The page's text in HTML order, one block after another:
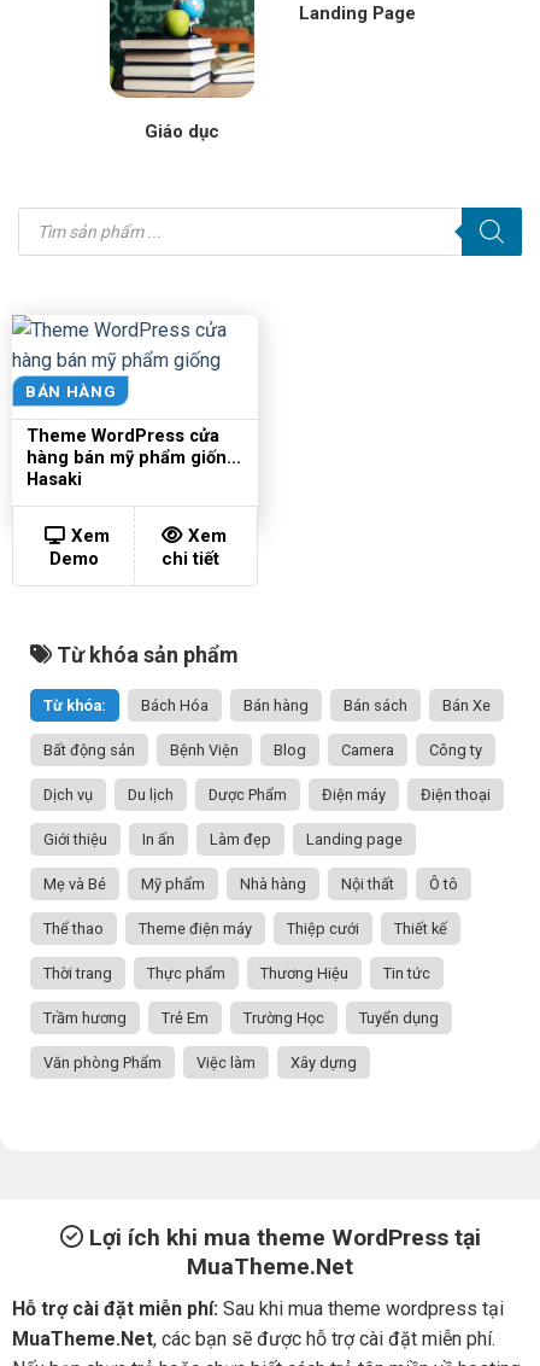
Giáo dục
Landing Page
Tìm
kiếm
sản
BÁN HÀNG
Theme WordPress cửa
hàng bán mỹ phẩm giống
Hasaki
Xem
Demo
Xem
chi tiết
Từ khóa sản phẩm
Từ khóa: Bách Hóa Bán hàng Bán sách Bán Xe
Bất động sản Bệnh Viện Blog Camera Công ty
Dịch vụ Du lịch Dược Phẩm Điện máy Điện thoại
Giới thiệu In ấn Làm đẹp Landing page
Mẹ và Bé Mỹ phẩm Nhà hàng Nội thất Ô tô
Thể thao Theme điện máy Thiệp cưới Thiết kế
Thời trang Thực phẩm Thương Hiệu Tin tức
Trầm hương Trẻ Em Trường Học Tuyển dụng
Văn phòng Phẩm Việc làm Xây dựng
Lợi ích khi mua theme WordPress tại
MuaTheme.Net
Hỗ trợ cài đặt miễn phí: Sau khi mua theme wordpress tại
MuaTheme.Net, các bạn sẽ được hỗ trợ cài đặt miễn phí.